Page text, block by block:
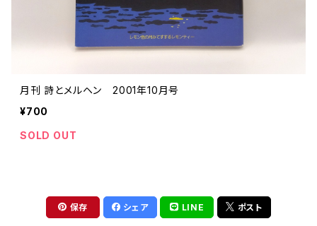
月刊 詩とメルヘン 2001年10月号
¥700
SOLD OUT
保存 シェア LINE ポスト